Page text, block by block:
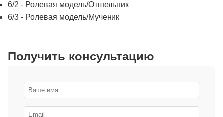
6/2 - Ролевая модель/Отшельник
6/3 - Ролевая модель/Мученик
Получить консультацию